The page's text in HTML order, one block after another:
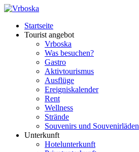
Startseite
Tourist angebot
Vrboska
Was besuchen?
Gastro
Aktivtourismus
Ausflüge
Ereigniskalender
Rent
Wellness
Strände
Souvenirs und Souvenirläden
Unterkunft
Hotelunterkunft